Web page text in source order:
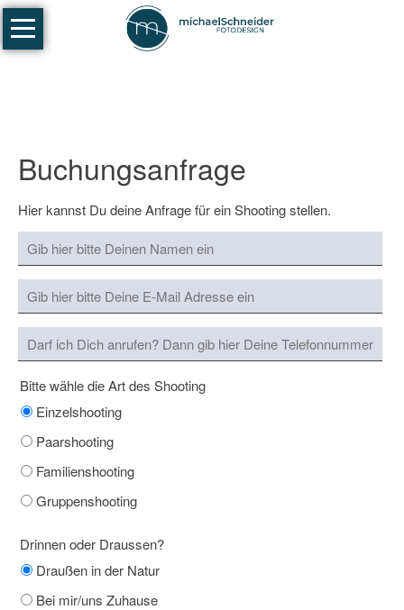
Navigation
überspringen
Fotografie
Familien
Coaching/Workshops
Fotowalks
Galerien
Portrait
Fotografie
Landschaft
Natur
Art
Info
Buchungsanfrage
Hier kannst Du deine Anfrage für ein Shooting stellen.
Bitte wähle die Art des Shooting
Einzelshooting
Paarshooting
Familienshooting
Gruppenshooting
Drinnen oder Draussen?
Draußen in der Natur
Bei mir/uns Zuhause